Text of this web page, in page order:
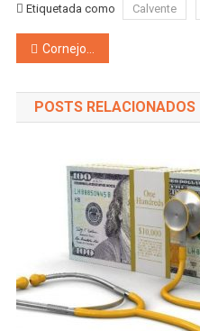
Etiquetada como Calvente
Navegación
Cornejo no ve una Rosario en Mendoza «Tenemos muchos casos de inseguridad, pero no estamos en niveles de donde el narcotráfico ha tomado las calles y los barrios»
POSTS RELACIONADOS